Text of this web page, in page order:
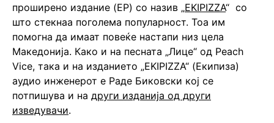
проширено издание (EP) со назив „EKIPIZZA“ со
што стекнаа поголема популарност. Тоа им
помогна да имаат повеќе настапи низ цела
Македонија. Како и на песната „Лице“ од Peach
Vice, така и на изданието „EKIPIZZA“ (Екипиза)
аудио инженерот е Раде Биковски кој се
потпишува и на други изданија од други
изведувачи.